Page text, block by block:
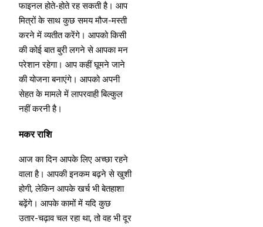
फाइनल होते-होते रह सकती है। आप
मित्रों के साथ कुछ समय मौज-मस्ती
करने में व्यतीत करेंगे। आपको किसी
की कोई बात बुरी लगने से आपका मन
परेशान रहेगा। आप कहीं घूमने जाने
की योजना बनाएंगे। आपको अपनी
सेहत के मामले में लापरवाही बिल्कुल
नहीं करनी है।
मकर राशि
आज का दिन आपके लिए अच्छा रहने
वाला है। आपकी इनकम बढ़ने से खुशी
होगी, लेकिन आपके खर्च भी बेतहाशा
बढ़ेंगे। आपके कामों में यदि कुछ
उतार-चढ़ाव चल रहा था, तो वह भी दूर